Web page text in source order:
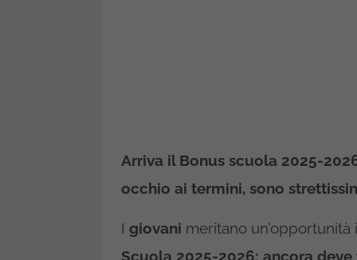
Arriva il Bonus scuola 2025-
occhio ai termini, sono
I giovani meritano
Scuola 2025-2026: ancora